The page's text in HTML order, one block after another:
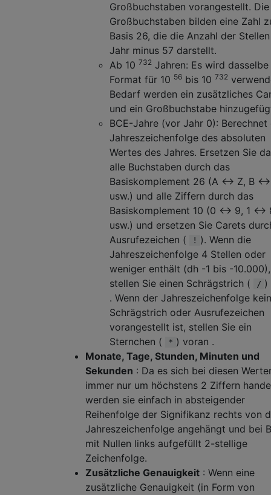
Großbuchstaben vorangestellt. Die
Großbuchstaben bilden eine Zahl
Basis 26, die die Anzahl der
Jahr minus 57 darstellt.
Ab 10 732 Jahren: Es wird dasselbe
Format für 10 56 bis 10 732
Bedarf werden ein zusätzliches
und ein Großbuchstabe
BCE-Jahre (vor Jahr 0): Berechnet
Jahreszeichenfolge des absoluten
Wertes des Jahres. Ersetzen Sie
alle Buchstaben durch das
Basiskomplement 26 (A <-> Z, B <-
usw.) und alle Ziffern durch das
Basiskomplement 10 (0 <-> 9, 1 <->
usw.) und ersetzen Sie Carets
Ausrufezeichen (
! ). Wenn die
Jahreszeichenfolge 4 Stellen oder
weniger enthält (dh -1 bis -10.000),
stellen Sie einen Schrägstrich (
/ )
. Wenn der Jahreszeichenfolge kein
Schrägstrich oder Ausrufezeichen
vorangestellt ist, stellen Sie ein
Sternchen (
* ) voran .
Monate, Tage, Stunden, Minuten und
Sekunden : Da es sich bei diesen
immer nur um höchstens 2 Ziffern
werden sie einfach in absteigender
Reihenfolge der Signifikanz rechts von
Jahreszeichenfolge angehängt und bei
mit Nullen links aufgefüllt 2-stellige
Zeichenfolge.
Zusätzliche Genauigkeit : Wenn eine
zusätzliche Genauigkeit (in Form von